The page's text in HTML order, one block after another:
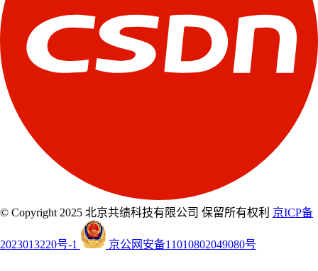
© Copyright 2025 北京共绩科技有限公司 保留所有权利 京ICP备
2023013220号-1 京公网安备11010802049080号